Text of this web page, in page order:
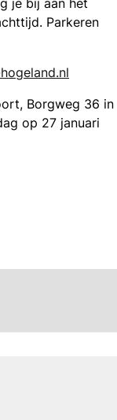
Parkeren
Borgweg 36 in
op 27 januari